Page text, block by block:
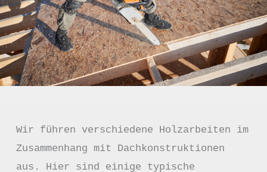
Wir führen verschiedene Holzarbeiten im
Zusammenhang mit Dachkonstruktionen
aus. Hier sind einige typische